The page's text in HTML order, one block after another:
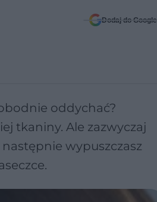
Dodaj do Google
oddychać?
tkaniny. Ale zazwyczaj
wypuszczasz